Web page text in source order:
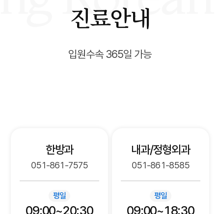
진료안내
입원수속 365일 가능
한방과
051-861-7575
평일
09:00~20:30
내과/정형외과
051-861-8585
평일
09:00~18:30